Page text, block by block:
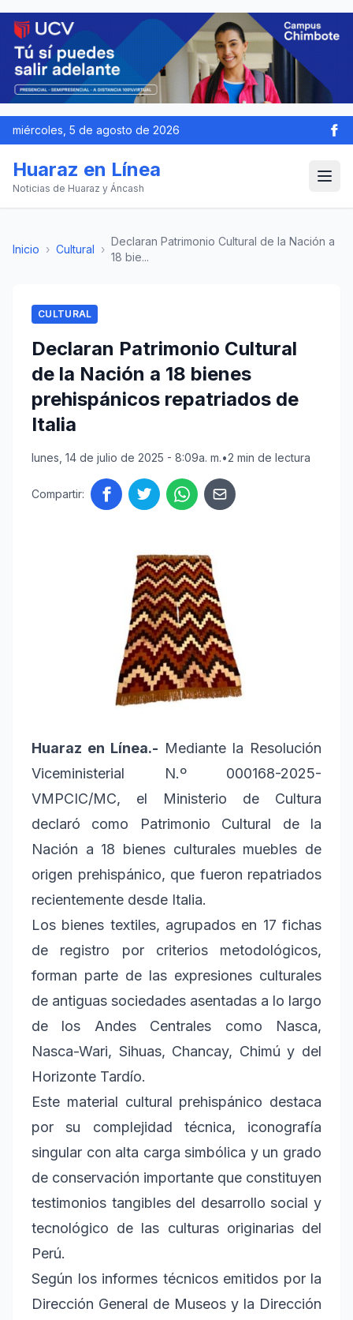
miércoles, 5 de agosto de 2026
Huaraz en Línea
Noticias de Huaraz y Áncash
Inicio › Cultural ›
Declaran Patrimonio Cultural de la Nación a
18 bie...
CULTURAL
Declaran Patrimonio Cultural
de la Nación a 18 bienes
prehispánicos repatriados de
Italia
lunes, 14 de julio de 2025 - 8:09a. m.•2 min de lectura
Compartir:
Huaraz en Línea.- Mediante la Resolución
Viceministerial N.º 000168-2025-
VMPCIC/MC, el Ministerio de Cultura
declaró como Patrimonio Cultural de la
Nación a 18 bienes culturales muebles de
origen prehispánico, que fueron repatriados
recientemente desde Italia.
Los bienes textiles, agrupados en 17 fichas
de registro por criterios metodológicos,
forman parte de las expresiones culturales
de antiguas sociedades asentadas a lo largo
de los Andes Centrales como Nasca,
Nasca-Wari, Sihuas, Chancay, Chimú y del
Horizonte Tardío.
Este material cultural prehispánico destaca
por su complejidad técnica, iconografía
singular con alta carga simbólica y un grado
de conservación importante que constituyen
testimonios tangibles del desarrollo social y
tecnológico de las culturas originarias del
Perú.
Según los informes técnicos emitidos por la
Dirección General de Museos y la Dirección